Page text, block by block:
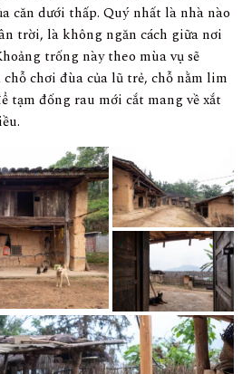
căn dưới thấp. Quý nhất là nhà nào
trời, là không ngăn cách giữa nơi
trống này theo mùa vụ sẽ
chơi đùa của lũ trẻ, chỗ nằm lim
tạm đống rau mới cắt mang về xắt